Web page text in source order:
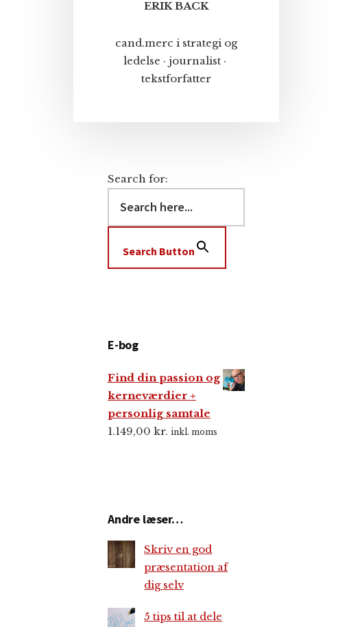
ERIK BACK
cand.merc i strategi og
ledelse · journalist ·
tekstforfatter
Search for:
Search Button
E-bog
Find din passion og
kerneværdier +
personlig samtale
1.149,00 kr. inkl. moms
Andre læser…
Skriv en god
præsentation af
dig selv
5 tips til at dele